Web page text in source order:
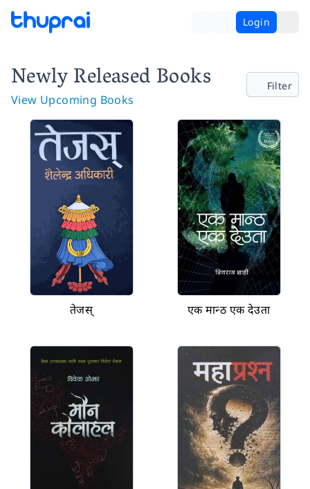
Login
Newly Released Books
View Upcoming Books
Filter
तेजस् एक मान्ठ एक देउता